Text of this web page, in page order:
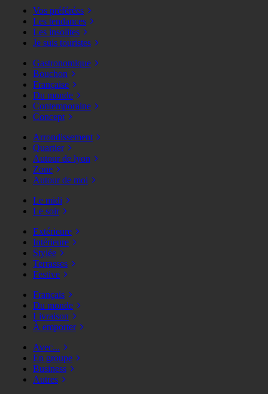
Vos préférées
Les tendances
Les insolites
Je suis touristes
Gastronomique
Bouchon
Française
Du monde
Contemporaine
Concept
Arrondissement
Quartier
Autour de lyon
Zone
Autour de moi
Le midi
Le soir
Extérieure
Intérieure
Stylée
Terrasses
Festive
Français
Du monde
Livraison
À emporter
Avec...
En groupe
Business
Autres